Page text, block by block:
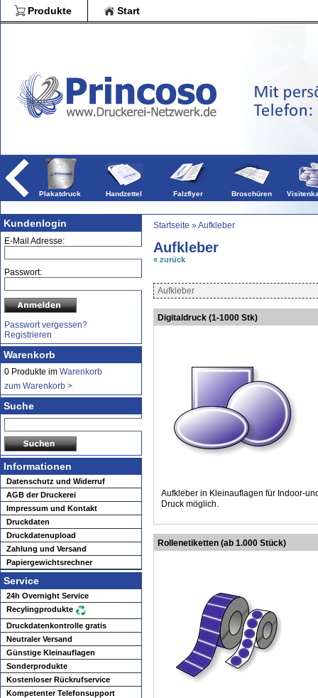
Produkte Start
Blöcke
Plakatdruck Handzettel Falzflyer Broschüren Visitenkarten-Sc
Kundenlogin
E-Mail Adresse:
Passwort:
Passwort vergessen?
Registrieren
Warenkorb
0 Produkte im Warenkorb
zum Warenkorb >
Suche
Informationen
Datenschutz und Widerruf
AGB der Druckerei
Impressum und Kontakt
Druckdaten
Druckdatenupload
Zahlung und Versand
Papiergewichtsrechner
Service
24h Overnight Service
Recylingprodukte
Druckdatenkontrolle gratis
Neutraler Versand
Günstige Kleinauflagen
Sonderprodukte
Kostenloser Rückrufservice
Kompetenter Telefonsupport
Startseite »Aufkleber
Aufkleber
« zurück
Aufkleber
Digitaldruck (1-1000 Stk)
Aufkleber in Kleinauflagen für Indoor-
Druck möglich.
Rollenetiketten (ab 1.000 Stück)